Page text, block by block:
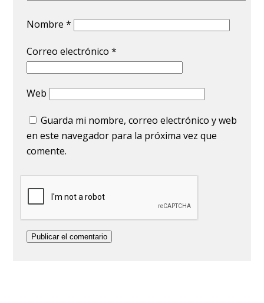
Nombre*
Correo electrónico*
Web
Guarda mi nombre, correo electrónico y web
en este navegador para la próxima vez que
comente.